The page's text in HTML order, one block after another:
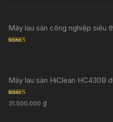
Máy lau sàn công nghiệp siêu
Máy lau sàn HiClean HC430B
Rated5.00
out of 5
31.500.000₫